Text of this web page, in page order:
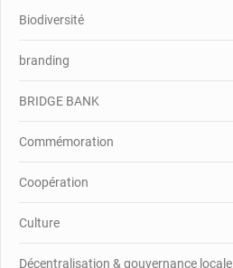
Biodiversité
branding
BRIDGE BANK
Commémoration
Coopération
Culture
Décentralisation & gouvernance locale